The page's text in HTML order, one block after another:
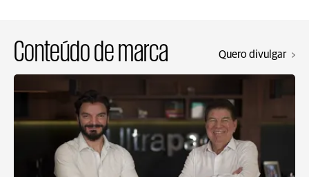
Conteúdo de marca Quero divulgar